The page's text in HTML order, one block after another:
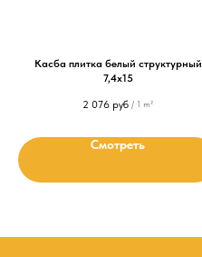
Касба плитка белый структурный
7,4x15
2 076 руб / 1 m²
Смотреть